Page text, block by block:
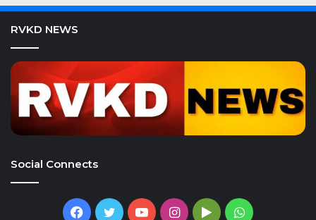
RVKD NEWS
Social Connects
Facebook
TwitterYouTubeInstagram
GoogleWhatsApp